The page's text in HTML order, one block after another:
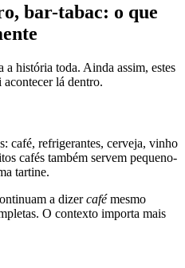
bar-tabac: o que
a história toda. Ainda assim, estes
lá dentro.
café, refrigerantes, cerveja, vinho
cafés também servem pequeno-
tartine.
a dizercafémesmo
O contexto importa mais